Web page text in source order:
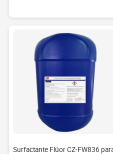
Surfactante Flúor CZ-FW836